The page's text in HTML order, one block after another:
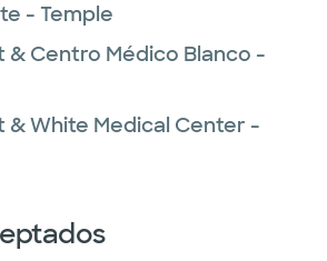
- Temple
& Centro Médico Blanco -
& White Medical Center -